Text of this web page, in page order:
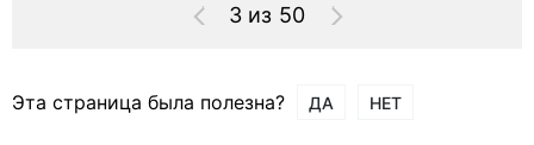
3 из 50
Эта страница была полезна? ДА НЕТ